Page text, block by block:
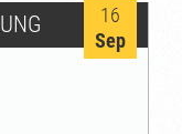
16
Sep